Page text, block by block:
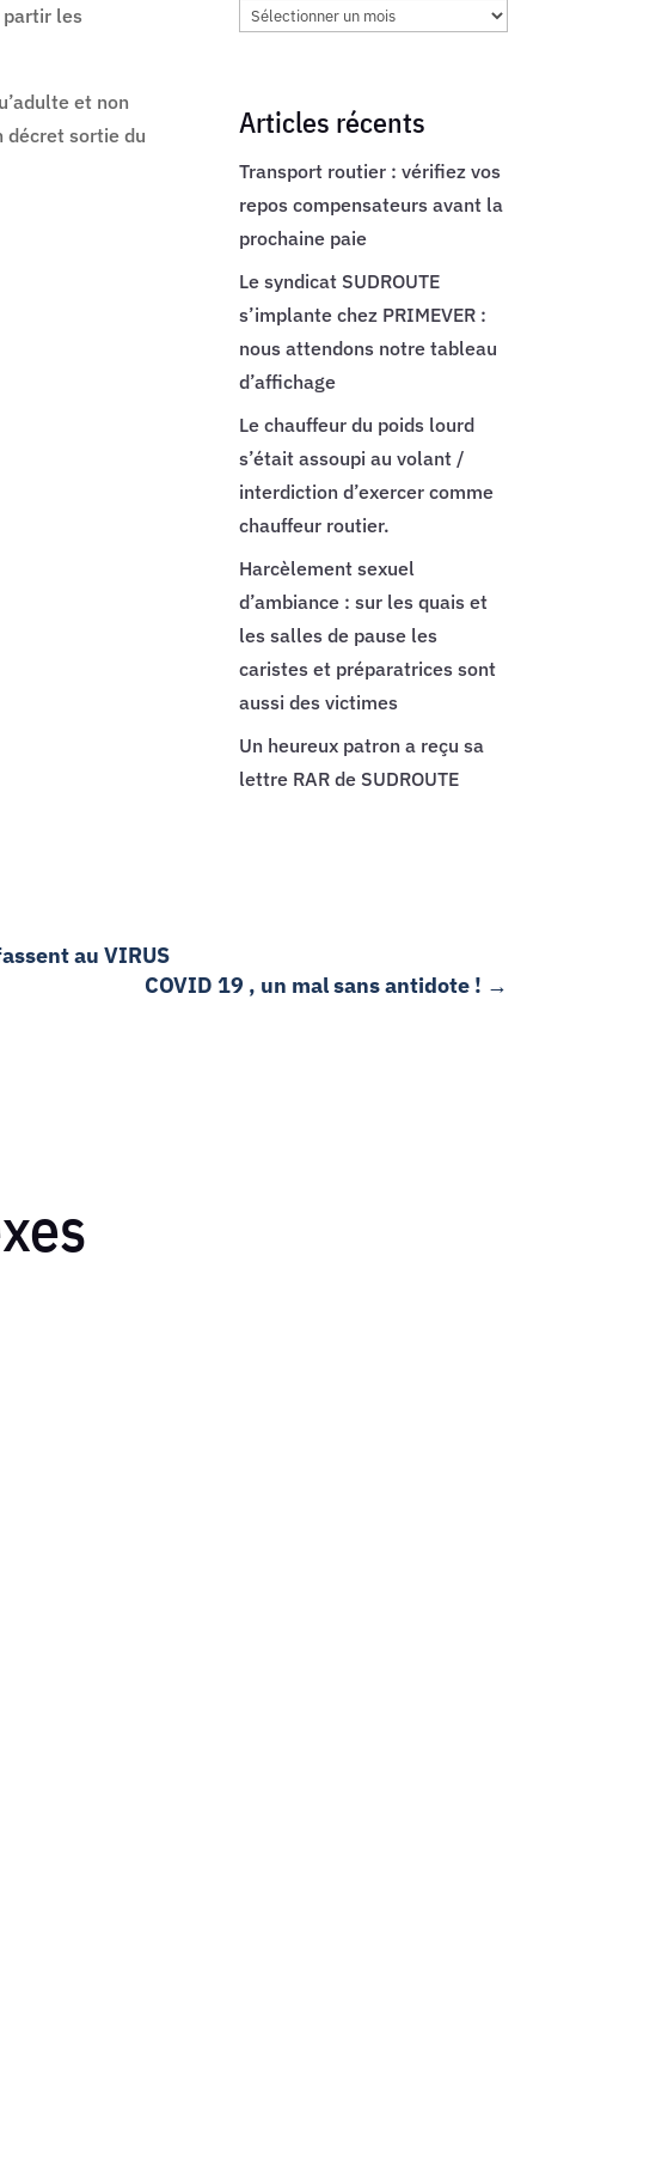
partir les
et non
décret sortie du
Archives
Articles récents
Transport routier : vérifiez vos
repos compensateurs avant la
prochaine paie
Le syndicat SUDROUTE
s’implante chez PRIMEVER :
nous attendons notre tableau
d’affichage
Le chauffeur du poids lourd
s’était assoupi au volant /
interdiction d’exercer comme
chauffeur routier.
Harcèlement sexuel
d’ambiance : sur les quais et
les salles de pause les
caristes et préparatrices sont
aussi des victimes
Un heureux patron a reçu sa
lettre RAR de SUDROUTE
au VIRUS
COVID 19 , un mal sans antidote ! →